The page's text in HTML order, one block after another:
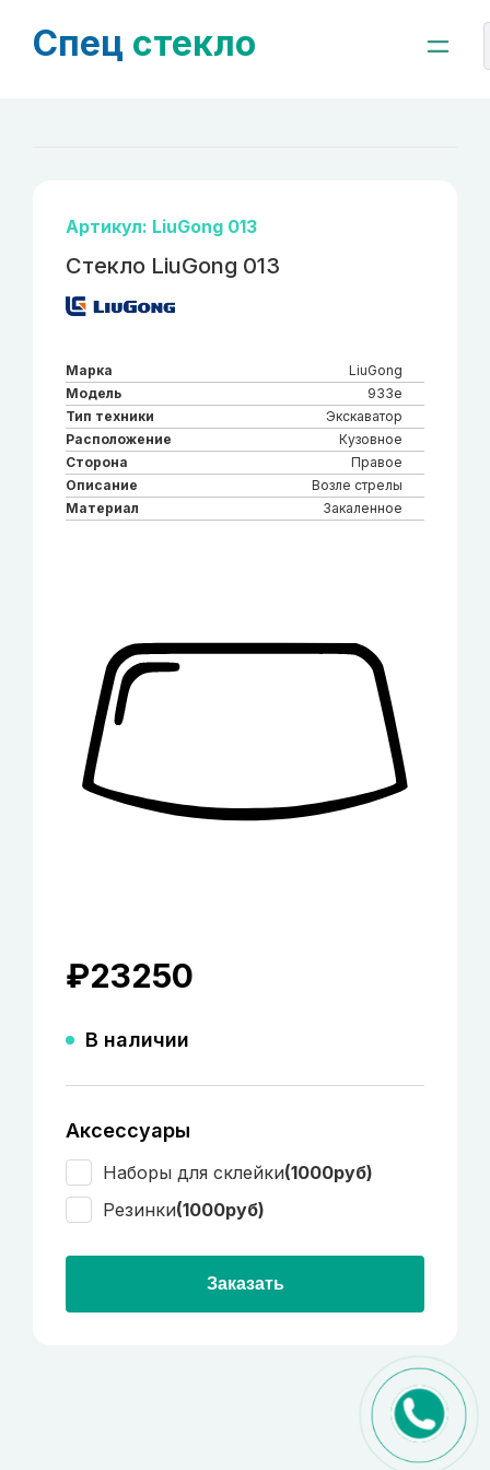
Спец стекло
Артикул: LiuGong 013
Стекло LiuGong 013
Марка
LiuGong
Модель
933е
Тип техники
Экскаватор
Расположение
Кузовное
Сторона
Правое
Описание
Возле стрелы
Материал
Закаленное
₽23250
В наличии
Аксессуары
Наборы для склейки(1000руб)
Резинки(1000руб)
Заказать